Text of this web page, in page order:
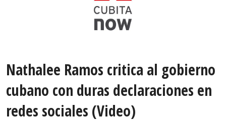
Nathalee Ramos critica al gobierno
cubano con duras declaraciones en
redes sociales (Video)